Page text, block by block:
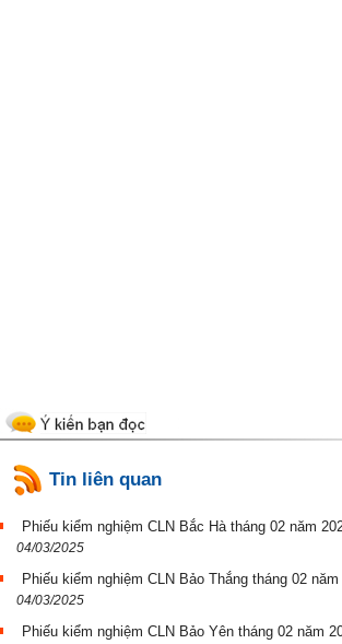
Tin liên quan
Phiếu kiểm nghiệm CLN Bắc Hà tháng 02 năm
04/03/2025
Phiếu kiểm nghiệm CLN Bảo Thắng tháng 02 năm
04/03/2025
Phiếu kiểm nghiệm CLN Bảo Yên tháng 02 năm